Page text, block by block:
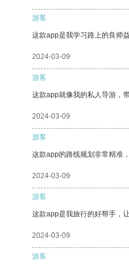
游客
这款app是我学习路上的良师
2024-03-09
游客
这款app就像我的私人导游，
2024-03-09
游客
这款app的路线规划非常精准
2024-03-09
游客
这款app是我旅行的好帮手，
2024-03-09
游客